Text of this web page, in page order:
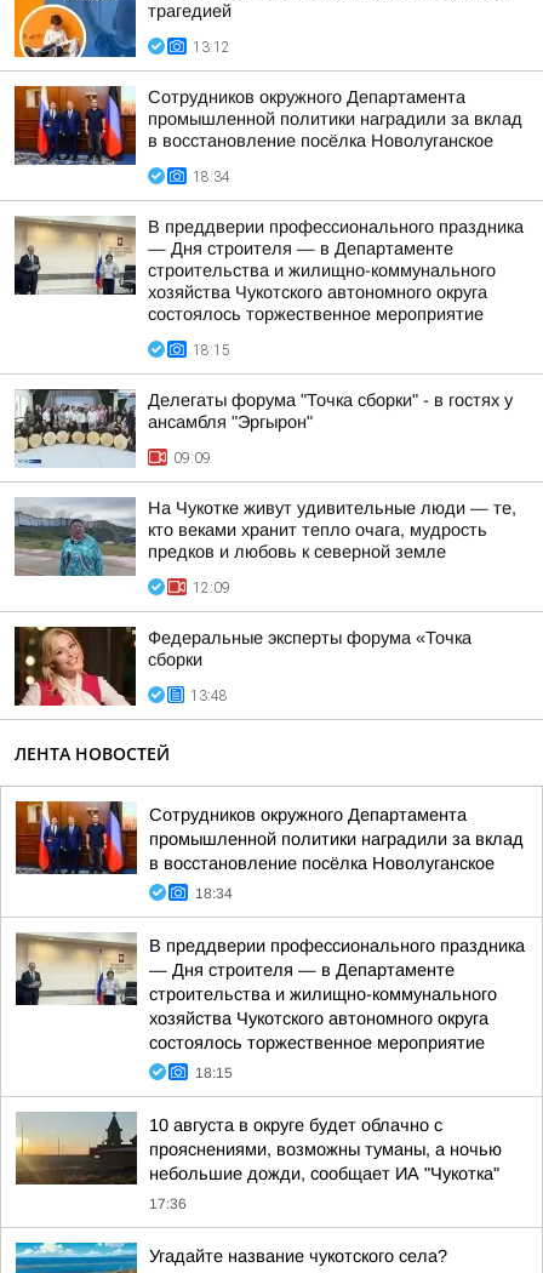
трагедией
13:12
Сотрудников окружного Департамента
промышленной политики наградили за вклад
в восстановление посёлка Новолуганское
18:34
В преддверии профессионального праздника
— Дня строителя — в Департаменте
строительства и жилищно-коммунального
хозяйства Чукотского автономного округа
состоялось торжественное мероприятие
18:15
Делегаты форума "Точка сборки" - в гостях у
ансамбля "Эргырон"
09:09
На Чукотке живут удивительные люди — те,
кто веками хранит тепло очага, мудрость
предков и любовь к северной земле
12:09
Федеральные эксперты форума «Точка
сборки
13:48
ЛЕНТА НОВОСТЕЙ
Сотрудников окружного Департамента
промышленной политики наградили за вклад
в восстановление посёлка Новолуганское
18:34
В преддверии профессионального праздника
— Дня строителя — в Департаменте
строительства и жилищно-коммунального
хозяйства Чукотского автономного округа
состоялось торжественное мероприятие
18:15
10 августа в округе будет облачно с
прояснениями, возможны туманы, а ночью
небольшие дожди, сообщает ИА "Чукотка"
17:36
Угадайте название чукотского села?